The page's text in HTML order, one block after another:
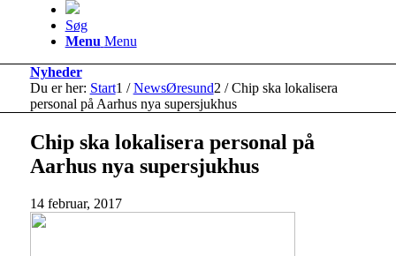
Søg
Menu Menu
Nyheder
Du er her: Start1 / NewsØresund2 / Chip ska lokalisera
personal på Aarhus nya supersjukhus
Chip ska lokalisera personal på
Aarhus nya supersjukhus
14 februar, 2017